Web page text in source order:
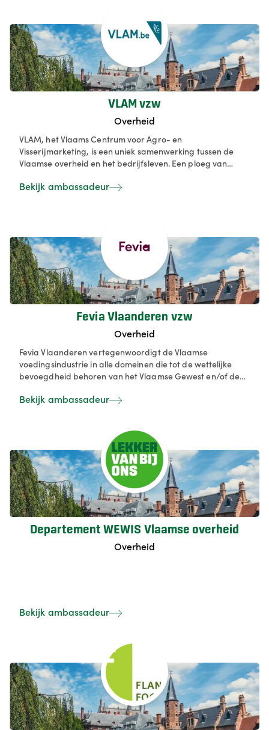
VLAM vzw
Overheid
VLAM, het Vlaams Centrum voor Agro- en
Visserijmarketing, is een uniek samenwerking tussen de
Vlaamse overheid en het bedrijfsleven. Een ploeg van
producten van bij ons te doen schitteren in binnen- en
Bekijk ambassadeur
Fevia Vlaanderen vzw
Overheid
Fevia Vlaanderen vertegenwoordigt de Vlaamse
voedingsindustrie in alle domeinen die tot de wettelijke
bevoegdheid behoren van het Vlaamse Gewest en/of de
woordvoerder voor de Vlaamse voedingsbedrijven in
Vlaamse voedingsindustrie. - Fevia Vlaanderen is het
centraal aanspreekpunt voor de Vlaamse overheden en
vertegenwoordigt haar leden in verschillende gewestelijke
instanties en overlegorganen.
Bekijk ambassadeur
Departement WEWIS Vlaamse overheid
Overheid
Bekijk ambassadeur